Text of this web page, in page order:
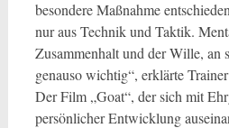
besondere Maßnahme
nur aus Technik und Taktik.
Zusammenhalt und der Wille, an
genauso wichtig“, erklärte
Der Film „Goat“, der sich mit
persönlicher Entwicklung